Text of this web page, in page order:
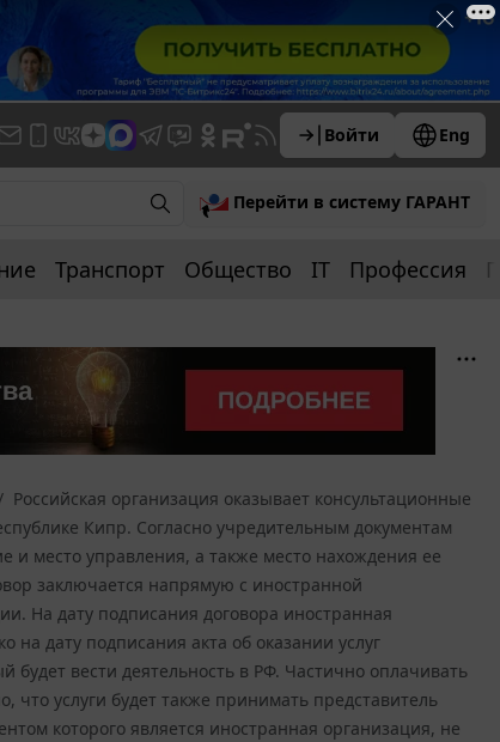
Войти Eng
Перейти в систему ГАРАНТ
Транспорт Общество IT Профессия
Российская организация оказывает консультационные
Кипр. Согласно учредительным документам
и место управления, а также место нахождения ее
заключается напрямую с иностранной
На дату подписания договора иностранная
на дату подписания акта об оказании услуг
вести деятельность в РФ. Частично оплачивать
что услуги будет также принимать представитель
которого является иностранная организация, не